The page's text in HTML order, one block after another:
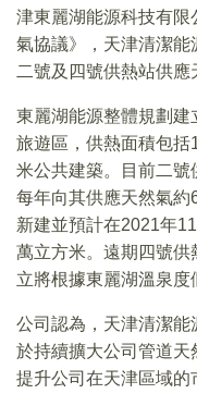
津東麗湖能源科技有
氣協議》，天津清潔
二號及四號供熱站供應
東麗湖能源整體規劃
旅遊區，供熱面積包
米公共建築。目前二
每年向其供應天然氣
新建並預計在2021年
萬立方米。遠期四號
立將根據東麗湖溫泉度
公司認為，天津清潔
於持續擴大公司管道天
提升公司在天津區域的